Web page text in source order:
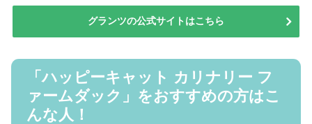
グランツの公式サイトはこちら
「ハッピーキャット カリナリー フ
ァームダック」をおすすめの方はこ
んな人！